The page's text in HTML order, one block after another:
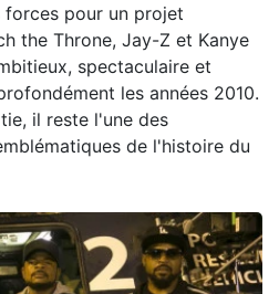
forces pour un projet
the Throne, Jay-Z et Kanye
spectaculaire et
les années 2010.
il reste l'une des
de l'histoire du